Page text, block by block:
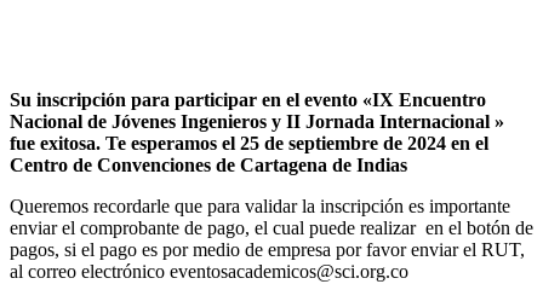
Su inscripción para participar en el evento «IX Encuentro
Nacional de Jóvenes Ingenieros y II Jornada Internacional »
fue exitosa. Te esperamos el 25 de septiembre de 2024 en el
Centro de Convenciones de Cartagena de Indias
Queremos recordarle que para validar la inscripción es importante
enviar el comprobante de pago, el cual puede realizar en el botón de
pagos, si el pago es por medio de empresa por favor enviar el RUT,
al correo electrónico eventosacademicos@sci.org.co